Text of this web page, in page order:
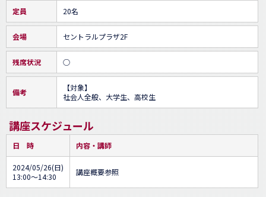
定員 20名
会場 セントラルプラザ2F
残席状況 ○
備考
【対象】
社会人全般、大学生、高校生
講座スケジュール
日 時 内容・講師
2024/05/26(日)
13:00～14:30
講座概要参照